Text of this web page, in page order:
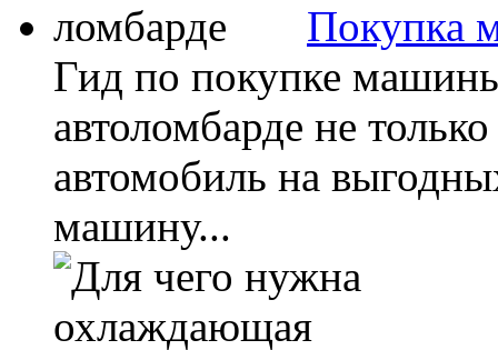
Покупка
Гид по покупке
автоломбарде не
автомобиль на
машину...